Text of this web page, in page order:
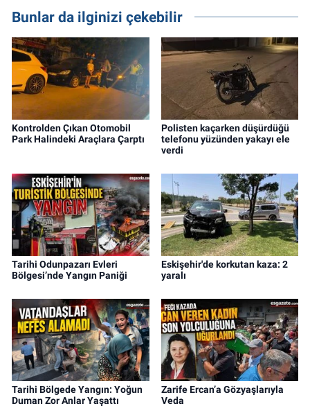
Bunlar da ilginizi çekebilir
Kontrolden Çıkan Otomobil
Park Halindeki Araçlara Çarptı
Polisten kaçarken düşürdüğü
telefonu yüzünden yakayı ele
verdi
Tarihi Odunpazarı Evleri
Bölgesi’nde Yangın Paniği
Eskişehir'de korkutan kaza: 2
yaralı
Tarihi Bölgede Yangın: Yoğun
Duman Zor Anlar Yaşattı
Zarife Ercan’a Gözyaşlarıyla
Veda